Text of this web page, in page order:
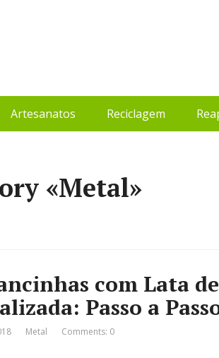
Artesanatos Reciclagem
«Metal»
com Lata
Passo a
Metal Comments: 0